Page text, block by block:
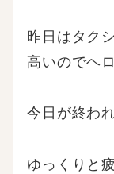
昨日はタク
高いのでヘ
今日が終わ
ゆっくりと